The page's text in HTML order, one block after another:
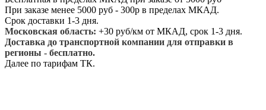
При заказе менее 5000 руб - 300р в пределах МКАД.
Срок доставки 1-3 дня.
Московская область: +30 руб/км от МКАД, срок 1-3 дня.
Доставка до транспортной компании для отправки в
регионы - бесплатно.
Далее по тарифам ТК.